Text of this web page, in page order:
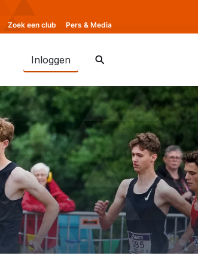
Zoek een club Pers & Media
Inloggen